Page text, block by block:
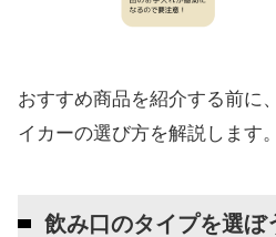
おすすめ商品を紹介する前に
イカーの選び方を解説します。
飲み口のタイプを選ぼ